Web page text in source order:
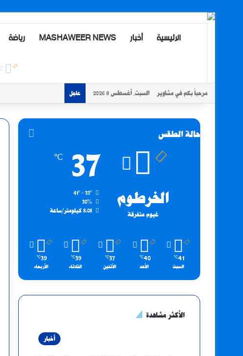
الرئيسية أخبار MASHAWEER NEWS رياضة
مرحباً بكم في مشاوير السبت, أغسطس 8 2026 عاجل
حالة الطقس
الخرطوم
غيوم متفرقة
37
℃
41º - 33º
30%
8.08 كيلومتر/ساعة
41
℃
السبت
40
℃
الأحد
37
℃
الأثنين
39
℃
الثلاثاء
39
℃
الأربعاء
الأكثر مشاهدة
أخبار